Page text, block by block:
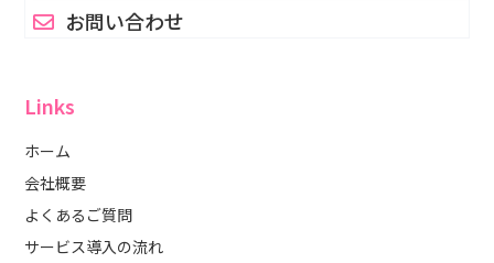
Links
ホーム
会社概要
よくあるご質問
サービス導入の流れ
お問い合わせ